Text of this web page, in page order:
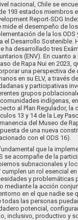
nacional, Chile se
193 estados miembros
Report-SDG
mide el desempeño de
de la los ODS
el Desarrollo Sostenible.
ha desarrollado tres
(ENV). En cuanto a
de Rapa Nui en 2023,
una perspectiva de
en su ELV, a través
y participativas
grupos
comunidades indígenas,
al Plan Regulador, la
13 y 14 de la Ley
del Museo de
de una nueva
con el ODS 16).
que la
se acompañe de la
subnacionales y
cumplen un rol esencial
y problemáticas
mediante la acción
en el que nadie se
todas las personas
potencial,
inclusivo, productivo y